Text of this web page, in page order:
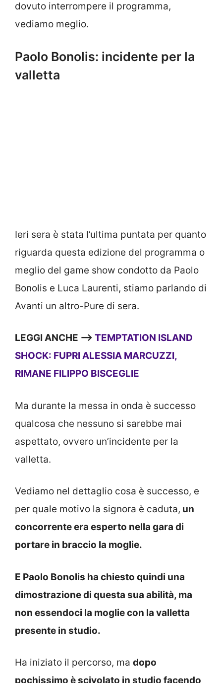
dovuto interrompere il programma,
vediamo meglio.
Paolo Bonolis: incidente per la
valletta
Ieri sera è stata l’ultima puntata per quanto
riguarda questa edizione del programma o
meglio del game show condotto da Paolo
Bonolis e Luca Laurenti, stiamo parlando di
Avanti un altro-Pure di sera.
LEGGI ANCHE —> TEMPTATION ISLAND
SHOCK: FUPRI ALESSIA MARCUZZI,
RIMANE FILIPPO BISCEGLIE
Ma durante la messa in onda è successo
qualcosa che nessuno si sarebbe mai
aspettato, ovvero un’incidente per la
valletta.
Vediamo nel dettaglio cosa è successo, e
per quale motivo la signora è caduta, un
concorrente era esperto nella gara di
portare in braccio la moglie.
E Paolo Bonolis ha chiesto quindi una
dimostrazione di questa sua abilità, ma
non essendoci la moglie con la valletta
presente in studio.
Ha iniziato il percorso, ma dopo
pochissimo è scivolato in studio facendo